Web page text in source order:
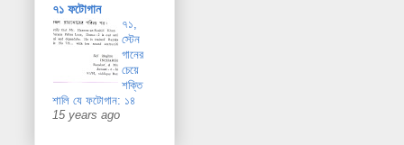
৭১ ফটোগান
৭১,
স্টেন
গানের
চেয়ে
শক্তি
শালি যে ফটোগান: ১৪
15 years ago